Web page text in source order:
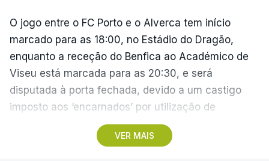
VER MAIS
O jogo entre o FC Porto e o Alverca tem início
marcado para as 18:00, no Estádio do Dragão,
enquanto a receção do Benfica ao Académico de
Viseu está marcada para as 20:30, e será
disputada à porta fechada, devido a um castigo
imposto aos ‘encarnados’ por utilização de